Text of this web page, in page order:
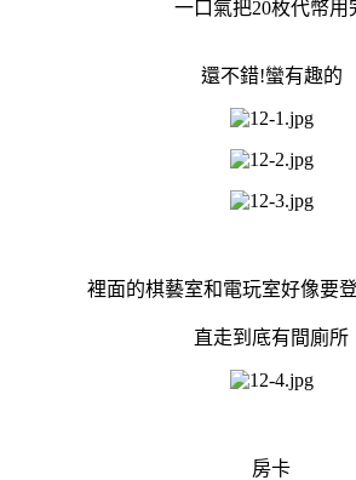
一口氣把20枚代幣用
還不錯!蠻有趣的
裡面的棋藝室和電玩室好像要
直走到底有間廁所
房卡